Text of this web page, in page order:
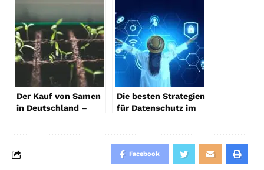
grenzenloses
Hörvergnügen
Der Kauf von Samen
in Deutschland –
Tipps und Hinweise
Die besten Strategien
für Datenschutz im
Facebook